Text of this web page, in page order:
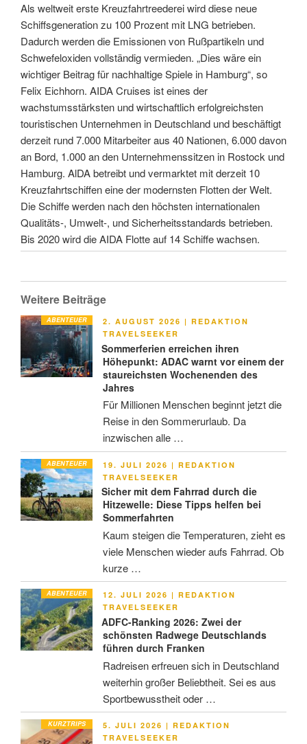
Als weltweit erste Kreuzfahrtreederei wird diese neue
Schiffsgeneration zu 100 Prozent mit LNG betrieben.
Dadurch werden die Emissionen von Rußpartikeln und
Schwefeloxiden vollständig vermieden. „Dies wäre ein
wichtiger Beitrag für nachhaltige Spiele in Hamburg“, so
Felix Eichhorn. AIDA Cruises ist eines der
wachstumsstärksten und wirtschaftlich erfolgreichsten
touristischen Unternehmen in Deutschland und beschäftigt
derzeit rund 7.000 Mitarbeiter aus 40 Nationen, 6.000 davon
an Bord, 1.000 an den Unternehmenssitzen in Rostock und
Hamburg. AlDA betreibt und vermarktet mit derzeit 10
Kreuzfahrtschiffen eine der modernsten Flotten der Welt.
Die Schiffe werden nach den höchsten internationalen
Qualitäts-, Umwelt-, und Sicherheitsstandards betrieben.
Bis 2020 wird die AIDA Flotte auf 14 Schiffe wachsen.
Weitere Beiträge
ABENTEUER
VERÖFFENTLICHT
AM
2. AUGUST 2026 | REDAKTION
TRAVELSEEKER
Sommerferien erreichen ihren
Höhepunkt: ADAC warnt vor einem der
staureichsten Wochenenden des
Jahres
Für Millionen Menschen beginnt jetzt die
Reise in den Sommerurlaub. Da
inzwischen alle …
ABENTEUER
VERÖFFENTLICHT
AM
19. JULI 2026 | REDAKTION
TRAVELSEEKER
Sicher mit dem Fahrrad durch die
Hitzewelle: Diese Tipps helfen bei
Sommerfahrten
Kaum steigen die Temperaturen, zieht es
viele Menschen wieder aufs Fahrrad. Ob
kurze …
ABENTEUER
VERÖFFENTLICHT
AM
12. JULI 2026 | REDAKTION
TRAVELSEEKER
ADFC-Ranking 2026: Zwei der
schönsten Radwege Deutschlands
führen durch Franken
Radreisen erfreuen sich in Deutschland
weiterhin großer Beliebtheit. Sei es aus
Sportbewusstheit oder …
KURZTRIPS
VERÖFFENTLICHT
AM
5. JULI 2026 | REDAKTION
TRAVELSEEKER